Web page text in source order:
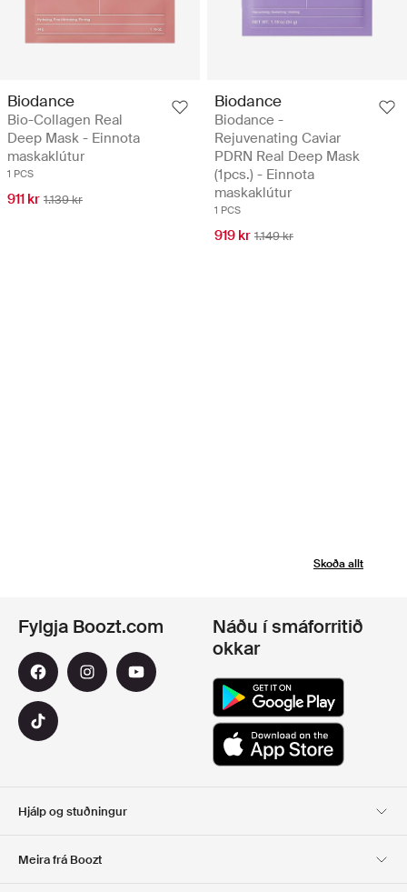
Biodance
Bio-Collagen Real
Deep Mask - Einnota
maskaklútur
1 PCS
911 kr 1.139 kr
Biodance
Biodance -
Rejuvenating Caviar
PDRN Real Deep Mask
(1pcs.) - Einnota
maskaklútur
1 PCS
919 kr 1.149 kr
Skoða allt
Hjálp og stuðningur
Meira frá Boozt
Fylgja Boozt.com
Náðu í smáforritið
okkar